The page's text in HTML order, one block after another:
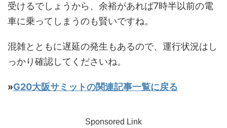
受けるでしょうから、余裕があれば7時半以前の電
車に乗ってしまうのも賢いですね。
混雑とともに遅延の発生もあるので、運行状況はし
っかり確認してくださいね。
»G20大阪サミットの関連記事一覧に戻る
Sponsored Link